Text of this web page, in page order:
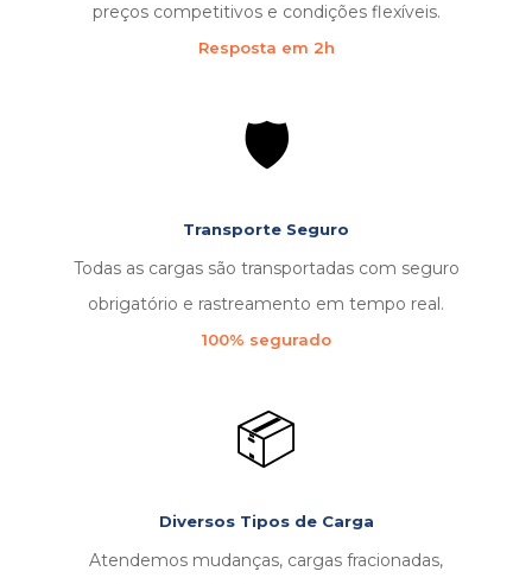
preços competitivos e condições flexíveis.
Resposta em 2h
🛡️
Transporte Seguro
Todas as cargas são transportadas com seguro
obrigatório e rastreamento em tempo real.
100% segurado
📦
Diversos Tipos de Carga
Atendemos mudanças, cargas fracionadas,